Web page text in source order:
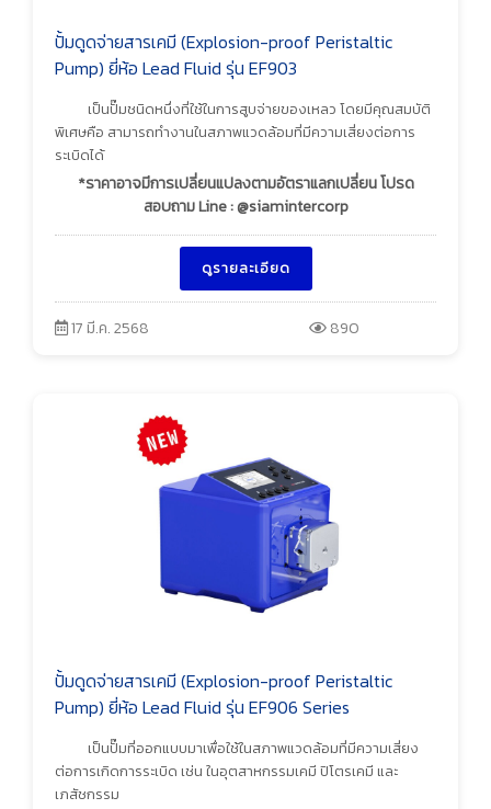
ปั้มดูดจ่ายสารเคมี (Explosion-proof Peristaltic
Pump) ยี่ห้อ Lead Fluid รุ่น EF903
เป็นปั๊มชนิดหนึ่งที่ใช้ในการสูบจ่ายของเหลว โดยมีคุณสมบัติ
พิเศษคือ สามารถทำงานในสภาพแวดล้อมที่มีความเสี่ยงต่อการ
ระเบิดได้
*ราคาอาจมีการเปลี่ยนแปลงตามอัตราแลกเปลี่ยน โปรด
สอบถาม Line : @siamintercorp
ดูรายละเอียด
17 มี.ค. 2568 890
ปั้มดูดจ่ายสารเคมี (Explosion-proof Peristaltic
Pump) ยี่ห้อ Lead Fluid รุ่น EF906 Series
เป็นปั๊มที่ออกแบบมาเพื่อใช้ในสภาพแวดล้อมที่มีความเสี่ยง
ต่อการเกิดการระเบิด เช่น ในอุตสาหกรรมเคมี ปิโตรเคมี และ
เภสัชกรรม